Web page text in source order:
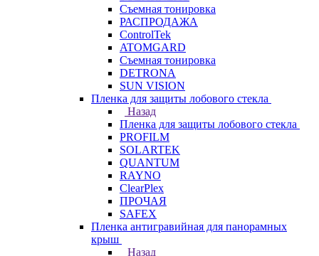
Съемная тонировка
РАСПРОДАЖА
ControlTek
ATOMGARD
Съемная тонировка
DETRONA
SUN VISION
Пленка для защиты лобового стекла
Назад
Пленка для защиты лобового стекла
PROFILM
SOLARTEK
QUANTUM
RAYNO
ClearPlex
ПРОЧАЯ
SAFEX
Пленка антигравийная для панорамных
крыш
Назад